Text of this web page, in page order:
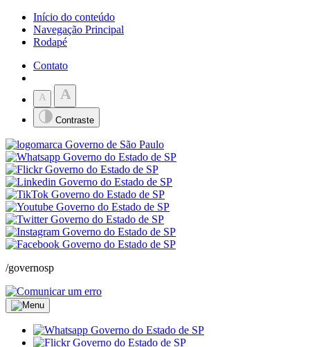
Início do conteúdo
Navegação Principal
Rodapé
Contato
A A
Contraste
/governosp